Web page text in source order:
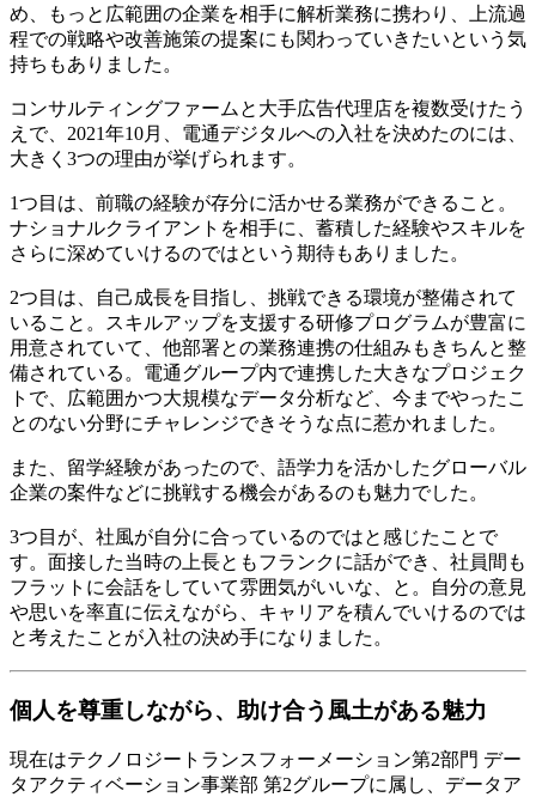
め、もっと広範囲の企業を相手に解析業務に携わり、上流過
程での戦略や改善施策の提案にも関わっていきたいという気
持ちもありました。
コンサルティングファームと大手広告代理店を複数受けたう
えで、2021年10月、電通デジタルへの入社を決めたのには、
大きく3つの理由が挙げられます。
1つ目は、前職の経験が存分に活かせる業務ができること。
ナショナルクライアントを相手に、蓄積した経験やスキルを
さらに深めていけるのではという期待もありました。
2つ目は、自己成長を目指し、挑戦できる環境が整備されて
いること。スキルアップを支援する研修プログラムが豊富に
用意されていて、他部署との業務連携の仕組みもきちんと整
備されている。電通グループ内で連携した大きなプロジェク
トで、広範囲かつ大規模なデータ分析など、今までやったこ
とのない分野にチャレンジできそうな点に惹かれました。
また、留学経験があったので、語学力を活かしたグローバル
企業の案件などに挑戦する機会があるのも魅力でした。
3つ目が、社風が自分に合っているのではと感じたことで
す。面接した当時の上長ともフランクに話ができ、社員間も
フラットに会話をしていて雰囲気がいいな、と。自分の意見
や思いを率直に伝えながら、キャリアを積んでいけるのでは
と考えたことが入社の決め手になりました。
個人を尊重しながら、助け合う風土がある魅力
現在はテクノロジートランスフォーメーション第2部門 デー
タアクティベーション事業部 第2グループに属し、データア